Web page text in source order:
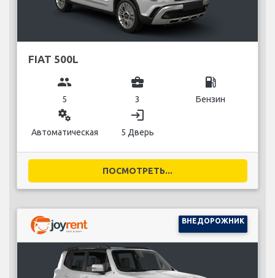
FIAT 500L
group
5
business_center
3
local_gas_station
Бензин
miscellaneous_services
Автоматическая
login
5 Дверь
ПОСМОТРЕТЬ...
ВНЕДОРОЖНИК